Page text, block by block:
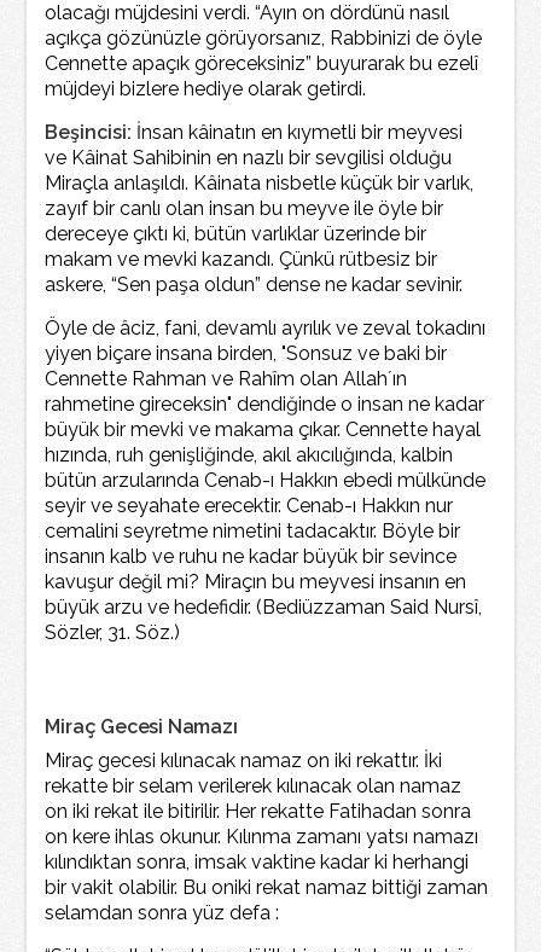
olacağı müjdesini verdi. “Ayın on dördünü nasıl
açıkça gözünüzle görüyorsanız, Rabbinizi de öyle
Cennette apaçık göreceksiniz” buyurarak bu ezelî
müjdeyi bizlere hediye olarak getirdi.
Beşincisi: İnsan kâinatın en kıymetli bir meyvesi
ve Kâinat Sahibinin en nazlı bir sevgilisi olduğu
Miraçla anlaşıldı. Kâinata nisbetle küçük bir varlık,
zayıf bir canlı olan insan bu meyve ile öyle bir
dereceye çıktı ki, bütün varlıklar üzerinde bir
makam ve mevki kazandı. Çünkü rütbesiz bir
askere, “Sen paşa oldun” dense ne kadar sevinir.
Öyle de âciz, fani, devamlı ayrılık ve zeval tokadını
yiyen biçare insana birden, "Sonsuz ve baki bir
Cennette Rahman ve Rahîm olan Allah´ın
rahmetine gireceksin" dendiğinde o insan ne kadar
büyük bir mevki ve makama çıkar. Cennette hayal
hızında, ruh genişliğinde, akıl akıcılığında, kalbin
bütün arzularında Cenab-ı Hakkın ebedi mülkünde
seyir ve seyahate erecektir. Cenab-ı Hakkın nur
cemalini seyretme nimetini tadacaktır. Böyle bir
insanın kalb ve ruhu ne kadar büyük bir sevince
kavuşur değil mi? Miraçın bu meyvesi insanın en
büyük arzu ve hedefidir. (Bediüzzaman Said Nursî,
Sözler, 31. Söz.)
Miraç Gecesi Namazı
Miraç gecesi kılınacak namaz on iki rekattır. İki
rekatte bir selam verilerek kılınacak olan namaz
on iki rekat ile bitirilir. Her rekatte Fatihadan sonra
on kere ihlas okunur. Kılınma zamanı yatsı namazı
kılındıktan sonra, imsak vaktine kadar ki herhangi
bir vakit olabilir. Bu oniki rekat namaz bittiği zaman
selamdan sonra yüz defa :